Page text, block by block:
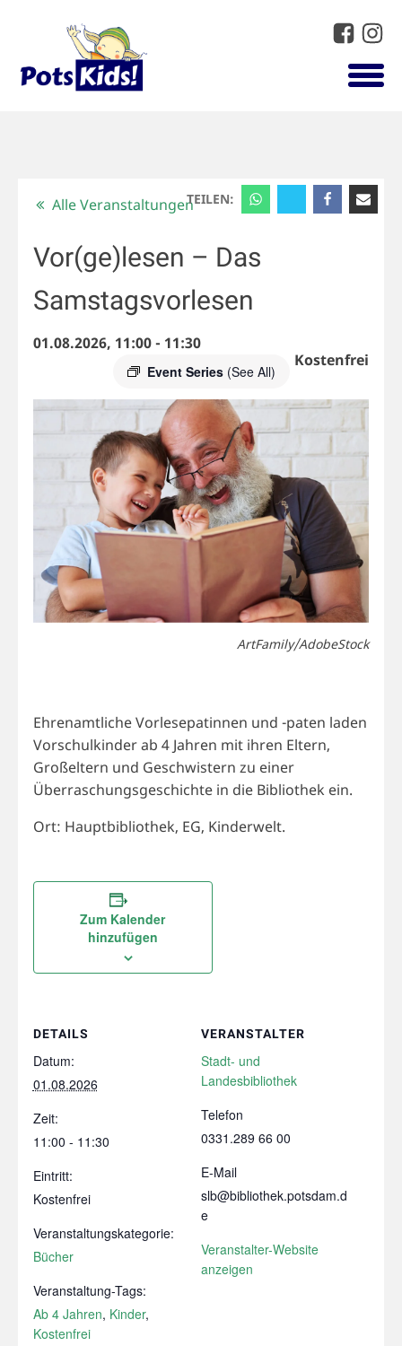
TEILEN:
Alle Veranstaltungen
Vor(ge)lesen – Das
Samstagsvorlesen
01.08.2026, 11:00- 11:30
Event Series (See All)
Kostenfrei
ArtFamily/AdobeStock
Ehrenamtliche Vorlesepatinnen und -paten laden
Vorschulkinder ab 4 Jahren mit ihren Eltern,
Großeltern und Geschwistern zu einer
Überraschungsgeschichte in die Bibliothek ein.
Ort: Hauptbibliothek, EG, Kinderwelt.
Zum Kalender
hinzufügen
DETAILS
Datum:
01.08.2026
Zeit:
11:00 - 11:30
Eintritt:
Kostenfrei
Veranstaltungskategorie:
Bücher
Veranstaltung-Tags:
Ab 4 Jahren, Kinder,
Kostenfrei
VERANSTALTER
Stadt- und
Landesbibliothek
Telefon
0331.289 66 00
E-Mail
slb@bibliothek.potsdam.d
e
Veranstalter-Website
anzeigen